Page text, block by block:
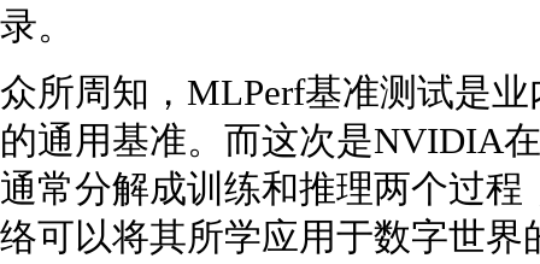
录。
众所周知，MLPerf基准测试是
的通用基准。而这次是NVIDIA
通常分解成训练和推理两个过
络可以将其所学应用于数字世